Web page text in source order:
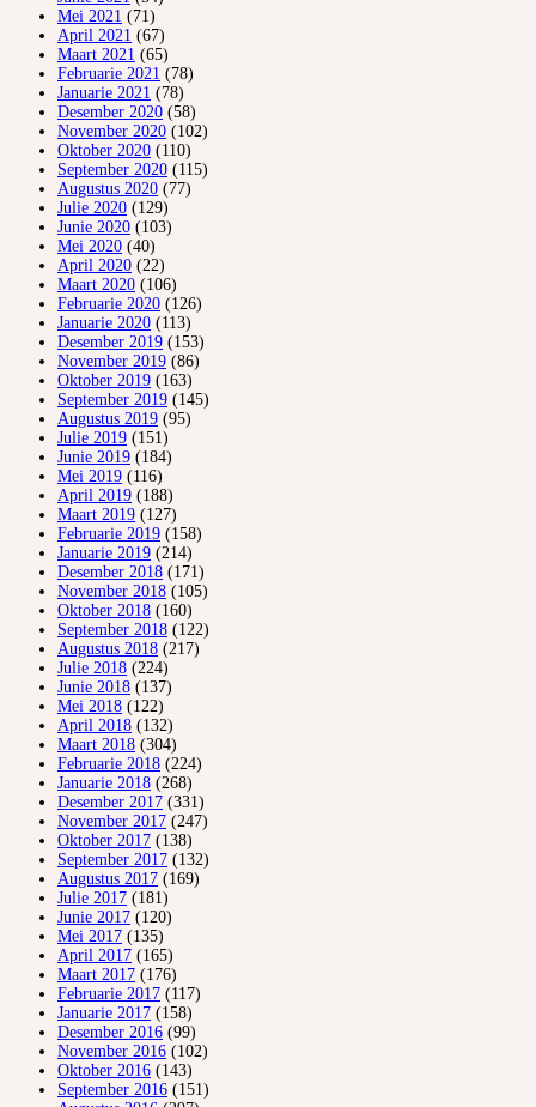
Mei 2021 (71)
April 2021 (67)
Maart 2021 (65)
Februarie 2021 (78)
Januarie 2021 (78)
Desember 2020 (58)
November 2020 (102)
Oktober 2020 (110)
September 2020 (115)
Augustus 2020 (77)
Julie 2020 (129)
Junie 2020 (103)
Mei 2020 (40)
April 2020 (22)
Maart 2020 (106)
Februarie 2020 (126)
Januarie 2020 (113)
Desember 2019 (153)
November 2019 (86)
Oktober 2019 (163)
September 2019 (145)
Augustus 2019 (95)
Julie 2019 (151)
Junie 2019 (184)
Mei 2019 (116)
April 2019 (188)
Maart 2019 (127)
Februarie 2019 (158)
Januarie 2019 (214)
Desember 2018 (171)
November 2018 (105)
Oktober 2018 (160)
September 2018 (122)
Augustus 2018 (217)
Julie 2018 (224)
Junie 2018 (137)
Mei 2018 (122)
April 2018 (132)
Maart 2018 (304)
Februarie 2018 (224)
Januarie 2018 (268)
Desember 2017 (331)
November 2017 (247)
Oktober 2017 (138)
September 2017 (132)
Augustus 2017 (169)
Julie 2017 (181)
Junie 2017 (120)
Mei 2017 (135)
April 2017 (165)
Maart 2017 (176)
Februarie 2017 (117)
Januarie 2017 (158)
Desember 2016 (99)
November 2016 (102)
Oktober 2016 (143)
September 2016 (151)